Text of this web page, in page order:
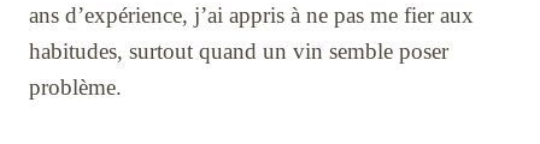
ans d’expérience, j’ai appris à ne pas me fier aux
habitudes, surtout quand un vin semble poser
problème.